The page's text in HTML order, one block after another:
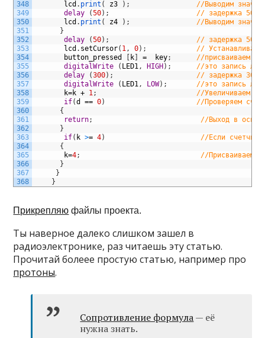
348
349
350
351
352
353
354
355
356
357
358
359
360
361
362
363
364
365
366
367
368
lcd . print ( z3 ) ;
//Выводим
delay
(50) ;
// задержка 50
lcd . print ( z4 ) ;
//Выводим
}
delay
(50) ;
// задержка 50
lcd . setCursor( 1 , 0) ;
//
button_pressed
[ k] = key;
//присваиваем
digitalWrite
( LED1 , HIGH) ;
//это запись
delay
(300) ;
// задержка 300
digitalWrite
( LED1 , LOW) ;
//это запись
k=k + 1 ;
//Увеличиваем
if(d == 0)
//Проверяем
{
return;
//Выход в
}
if( k >= 4)
//Если счетчик
{
k=4;
//Присваиваем
}
}
}
Прикрепляю файлы проекта.
Ты наверное далеко слишком зашел в
радиоэлектронике, раз читаешь эту статью.
Прочитай болеее простую статью, например про
протоны.
Сопротивление формула— её
нужна знать.